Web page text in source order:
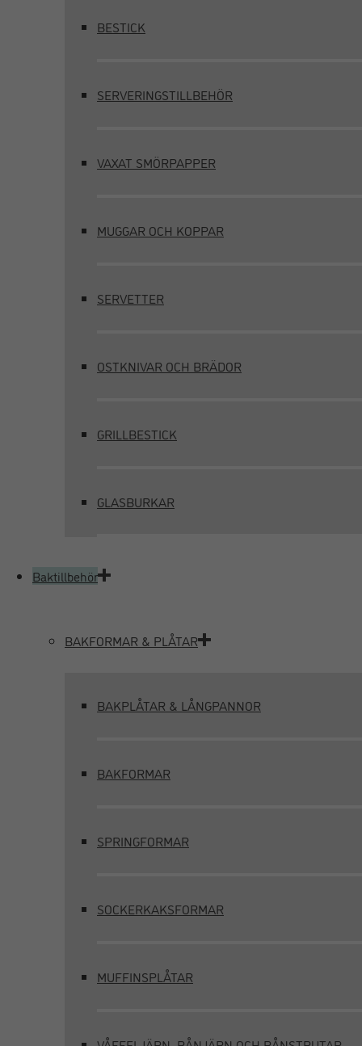
BESTICK
SERVERINGSTILLBEHÖR
VAXAT SMÖRPAPPER
MUGGAR OCH KOPPAR
SERVETTER
OSTKNIVAR OCH BRÄDOR
GRILLBESTICK
GLASBURKAR
Baktillbehör
BAKFORMAR & PLÅTAR
BAKPLÅTAR & LÅNGPANNOR
BAKFORMAR
SPRINGFORMAR
SOCKERKAKSFORMAR
MUFFINSPLÅTAR